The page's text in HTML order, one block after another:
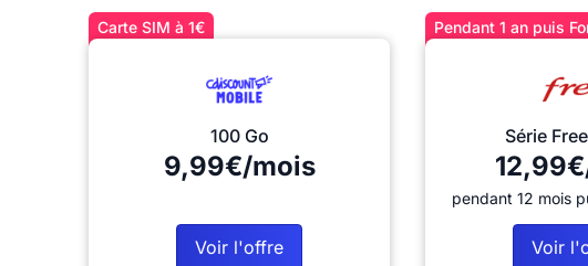
Carte SIM à 1€
100 Go
9,99€/mois
Voir l'offre
Pendant 1 an puis
Série
pendant 12 mois
Voir